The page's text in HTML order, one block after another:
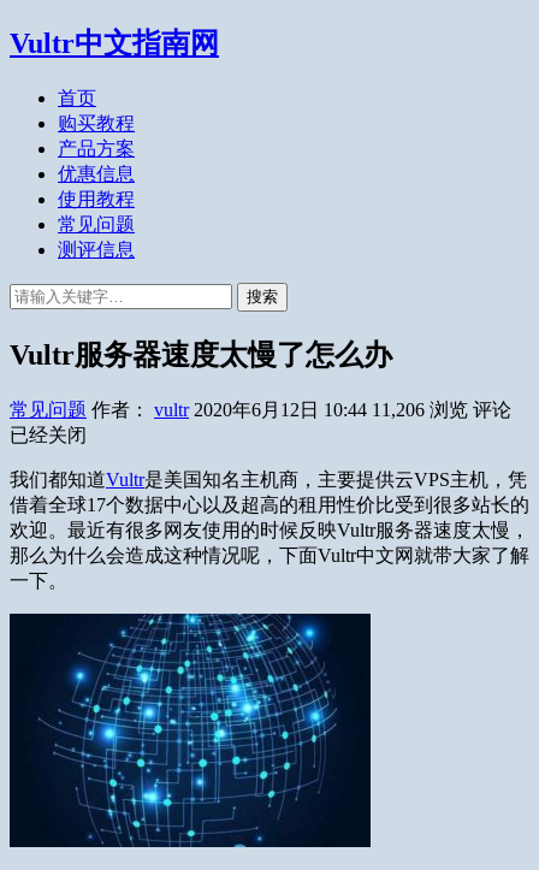
Vultr中文指南网
首页
购买教程
产品方案
优惠信息
使用教程
常见问题
测评信息
搜索
Vultr服务器速度太慢了怎么办
常见问题 作者： vultr 2020年6月12日 10:44 11,206 浏览 评论
已经关闭
我们都知道Vultr是美国知名主机商，主要提供云VPS主机，凭
借着全球17个数据中心以及超高的租用性价比受到很多站长的
欢迎。最近有很多网友使用的时候反映Vultr服务器速度太慢，
那么为什么会造成这种情况呢，下面Vultr中文网就带大家了解
一下。